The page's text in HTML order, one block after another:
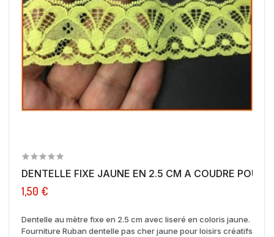
DENTELLE FIXE JAUNE EN 2.5 CM A COUDRE POUR...
1,50 €
Dentelle au mètre fixe en 2.5 cm avec liseré en coloris jaune.
Fourniture Ruban dentelle pas cher jaune pour loisirs créatifs